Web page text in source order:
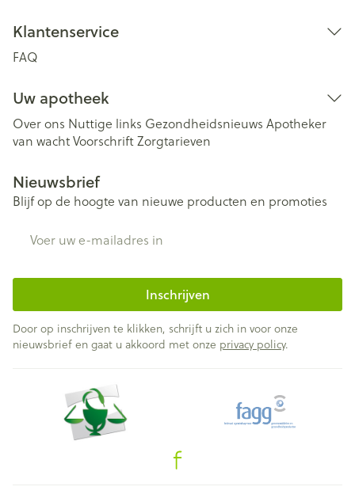
Klantenservice
FAQ
Uw apotheek
Over ons Nuttige links Gezondheidsnieuws Apotheker
van wachtVoorschriftZorgtarieven
Nieuwsbrief
Blijf op de hoogte van nieuwe producten en promoties
Inschrijven
Door op inschrijven te klikken, schrijft u zich in voor onze
nieuwsbrief en gaat u akkoord met onze privacy policy.